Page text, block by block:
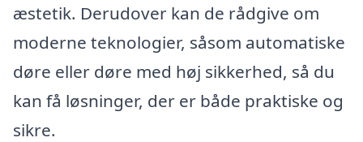
æstetik. Derudover kan de rådgive om
moderne teknologier, såsom automatiske
døre eller døre med høj sikkerhed, så du
kan få løsninger, der er både praktiske og
sikre.